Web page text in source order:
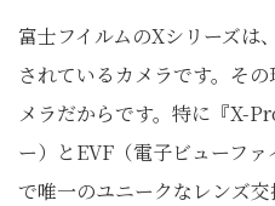
富士フイルムのXシリーズは
されているカメラです。そ
メラだからです。特に『X-
ー）とEVF（電子ビューフ
で唯一のユニークなレンズ交